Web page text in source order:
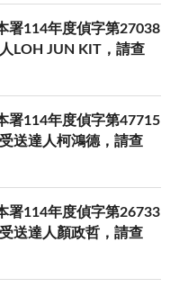
署114年度偵字第27038
LOH JUN KIT，請查
署114年度偵字第47715
送達人柯鴻德，請查
署114年度偵字第26733
送達人顏政哲，請查